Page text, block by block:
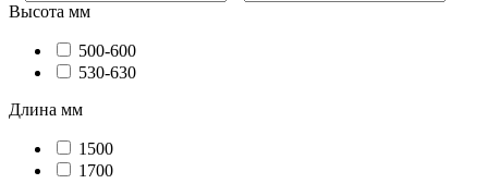
Высота мм
500-600
530-630
Длина мм
1500
1700